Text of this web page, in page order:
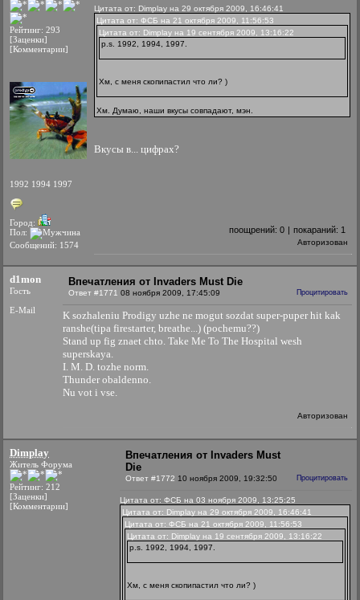
Рейтинг: 293
[Заценки]
[Комментарии]
1992 1994 1997
Город:
Пол:
Сообщений: 1574
Цитата от: Dimplay на 29 октября 2009, 16:46:41
Цитата от: ФСБ на 21 октября 2009, 11:56:53
Цитата от: Dimplay на 19 сентября 2009, 13:16:22
p.s. 1992, 1994, 1997.
Хм, с меня скопипастил что ли? )
Хм. Думаю, наши вкусы совпадают, мэн.
Вкусы в... цифрах?
поощрений: 0 | покараний: 1
Авторизован
d1mon
Гость
E-Mail
Впечатления от Invaders Must Die
Ответ #1771 08 ноября 2009, 17:45:09 Процитировать
K sozhaleniu Prodigy uzhe ne mogut sozdat super-puper hit kak
ranshe(tipa firestarter, breathe...) (pochemu??)
Stand up fig znaet chto. Take Me To The Hospital wesh
superskaya.
I. M. D. tozhe norm.
Thunder obaldenno.
Nu vot i vse.
Авторизован
Dimplay
Житель Форума
Рейтинг: 212
[Заценки]
[Комментарии]
Впечатления от Invaders Must
Die
Ответ #1772 10 ноября 2009, 19:32:50 Процитировать
Цитата от: ФСБ на 03 ноября 2009, 13:25:25
Цитата от: Dimplay на 29 октября 2009, 16:46:41
Цитата от: ФСБ на 21 октября 2009, 11:56:53
Цитата от: Dimplay на 19 сентября 2009, 13:16:22
p.s. 1992, 1994, 1997.
Хм, с меня скопипастил что ли? )